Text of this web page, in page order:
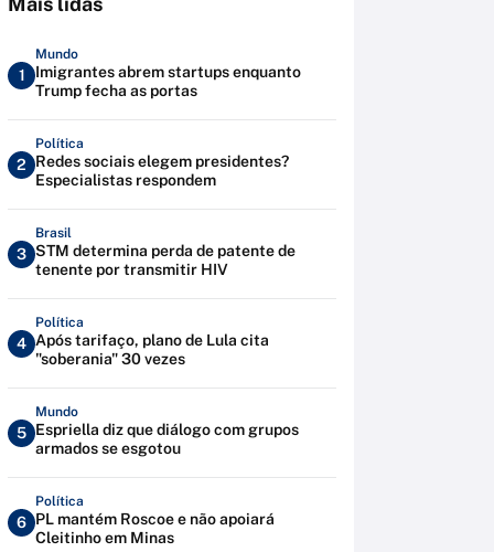
1
Mundo
Imigrantes abrem startups enquanto
Trump fecha as portas
2
Política
Redes sociais elegem presidentes?
Especialistas respondem
3
Brasil
STM determina perda de patente de
tenente por transmitir HIV
4
Política
Após tarifaço, plano de Lula cita
"soberania" 30 vezes
5
Mundo
Espriella diz que diálogo com grupos
armados se esgotou
6
Política
PL mantém Roscoe e não apoiará
Cleitinho em Minas